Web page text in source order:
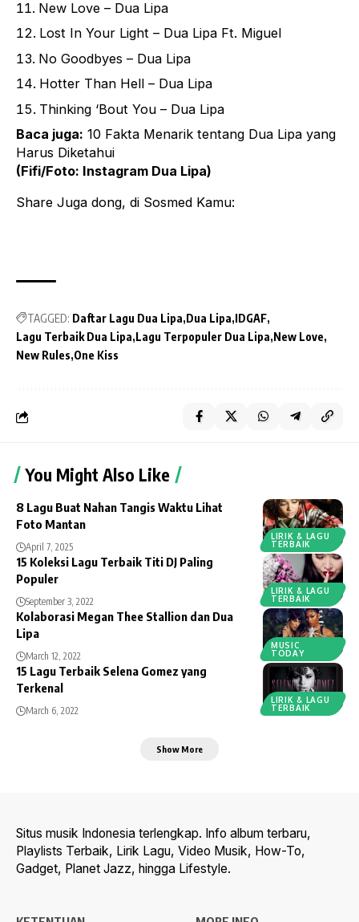
New Love – Dua Lipa
Lost In Your Light – Dua Lipa Ft. Miguel
No Goodbyes – Dua Lipa
Hotter Than Hell – Dua Lipa
Thinking ‘Bout You – Dua Lipa
Baca juga: 10 Fakta Menarik tentang Dua Lipa yang
Harus Diketahui
(Fifi/Foto: Instagram Dua Lipa)
Share Juga dong, di Sosmed Kamu:
TAGGED: Daftar Lagu Dua Lipa Dua Lipa IDGAF
Lagu Terbaik Dua Lipa Lagu Terpopuler Dua Lipa New Love
New Rules One Kiss
You Might Also Like
LIRIK & LAGU
TERBAIK
8 Lagu Buat Nahan Tangis Waktu Lihat
Foto Mantan
April 7, 2025
LIRIK & LAGU
TERBAIK
15 Koleksi Lagu Terbaik Titi DJ Paling
Populer
September 3, 2022
MUSIC
TODAY
Kolaborasi Megan Thee Stallion dan Dua
Lipa
March 12, 2022
LIRIK & LAGU
TERBAIK
15 Lagu Terbaik Selena Gomez yang
Terkenal
March 6, 2022
Show More
Situs musik Indonesia terlengkap. Info album terbaru,
Playlists Terbaik, Lirik Lagu, Video Musik, How-To,
Gadget, Planet Jazz, hingga Lifestyle.